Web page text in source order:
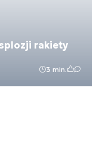
rakiety
3 min.